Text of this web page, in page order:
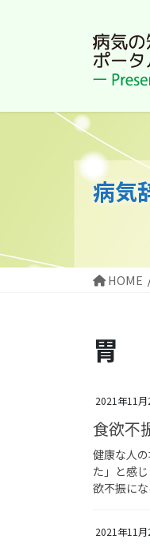
病気
HOME
胃
2021年11月
食欲不
健康な人
た」と感
欲不振に
2021年11月